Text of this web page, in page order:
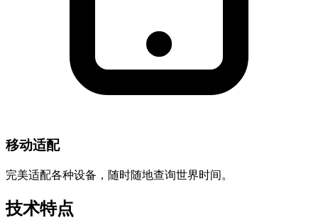
移动适配
完美适配各种设备，随时随地查询世界时间。
技术特点